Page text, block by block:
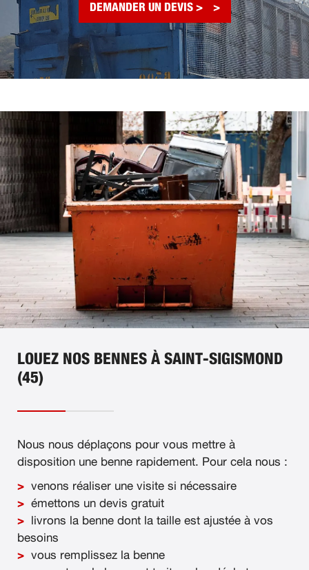
DEMANDER UN DEVIS >
LOUEZ NOS BENNES À SAINT-SIGISMOND
(45)
Nous nous déplaçons pour vous mettre à
disposition une benne rapidement. Pour cela nous :
venons réaliser une visite si nécessaire
émettons un devis gratuit
livrons la benne dont la taille est ajustée à vos
besoins
vous remplissez la benne